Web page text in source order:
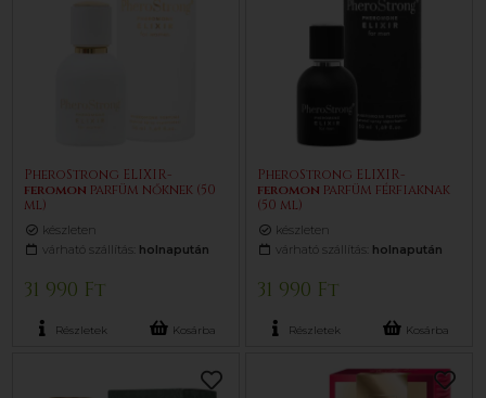
PheroStrong ELIXIR-
feromon parfüm nőknek (50
ml)
készleten
várható szállítás: holnapután
31 990 Ft
Részletek Kosárba
PheroStrong ELIXIR-
feromon parfüm férfiaknak
(50 ml)
készleten
várható szállítás: holnapután
31 990 Ft
Részletek Kosárba